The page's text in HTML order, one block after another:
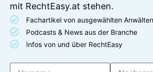
mit RechtEasy.at stehen.
Fachartikel von ausgewählten Anwälten
Podcasts & News aus der Branche
Infos von und über RechtEasy